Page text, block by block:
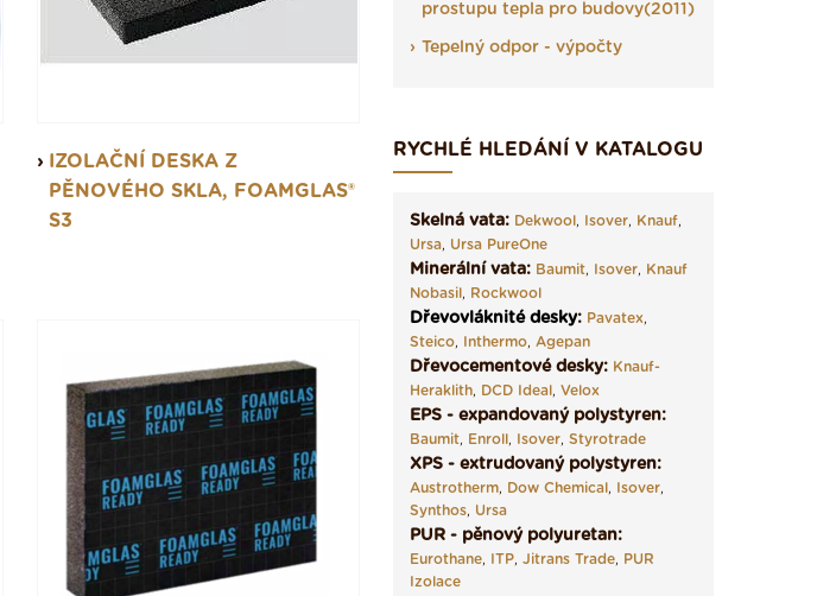
IZOLAČNÍ DESKA Z
PĚNOVÉHO SKLA, FOAMGLAS®
S3
prostupu tepla pro budovy(2011)
Tepelný odpor - výpočty
RYCHLÉ HLEDÁNÍ V KATALOGU
Skelná vata: Dekwool, Isover, Knauf,
Ursa, Ursa PureOne
Minerální vata: Baumit, Isover, Knauf
Nobasil, Rockwool
Dřevovláknité desky: Pavatex,
Steico, Inthermo, Agepan
Dřevocementové desky: Knauf-
Heraklith, DCD Ideal, Velox
EPS - expandovaný polystyren:
Baumit, Enroll, Isover, Styrotrade
XPS - extrudovaný polystyren:
Austrotherm, Dow Chemical, Isover,
Synthos, Ursa
PUR - pěnový polyuretan:
Eurothane, ITP, Jitrans Trade, PUR
Izolace